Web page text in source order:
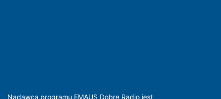
Nadawcą programu EMAUS Dobre Radio jest